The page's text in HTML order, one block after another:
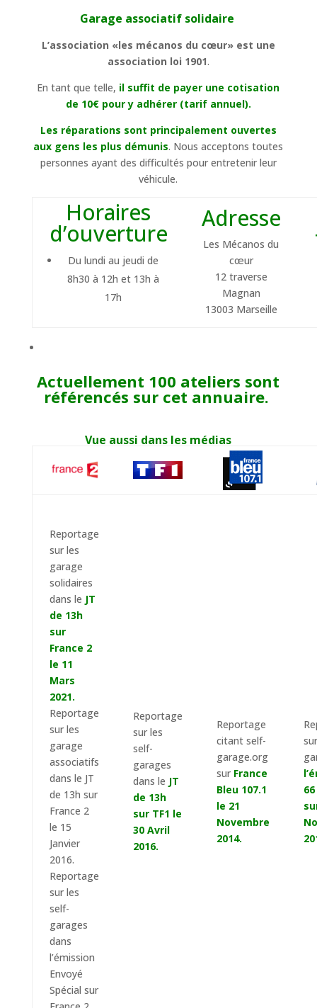
Garage associatif solidaire
L’association «les mécanos du cœur» est une
association loi 1901.
En tant que telle, il suffit de payer une cotisation
de 10€ pour y adhérer (tarif annuel).
Les réparations sont principalement ouvertes
aux gens les plus démunis. Nous acceptons toutes
personnes ayant des difficultés pour entretenir leur
véhicule.
Horaires
d’ouverture
Du lundi au jeudi de
8h30 à 12h et 13h à
17h
Adresse
Les Mécanos du
cœur
12 traverse
Magnan
13003 Marseille
Actuellement 100 ateliers sont
référencés sur cet annuaire.
Vue aussi dans les médias
Reportage
sur les
garage
solidaires
dans le JT
de 13h
sur
France 2
le 11
Mars
2021.
Reportage
sur les
garage
associatifs
dans le JT
de 13h sur
France 2
le 15
Janvier
2016.
Reportage
sur les
self-
garages
dans
l’émission
Envoyé
Spécial sur
Reportage
sur les
self-
garages
dans le JT
de 13h
sur TF1 le
30 Avril
2016.
Reportage
citant self-
garage.org
sur France
Bleu 107.1
le 21
Novembre
2014.